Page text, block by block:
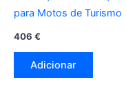
para Motos de Turismo
406 €
Adicionar